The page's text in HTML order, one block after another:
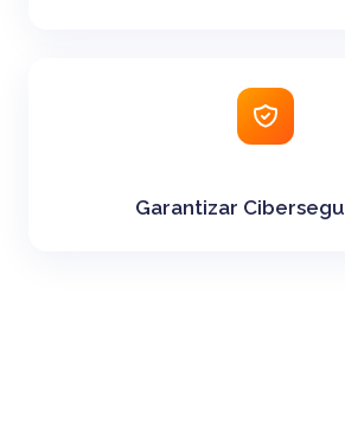
Garantizar